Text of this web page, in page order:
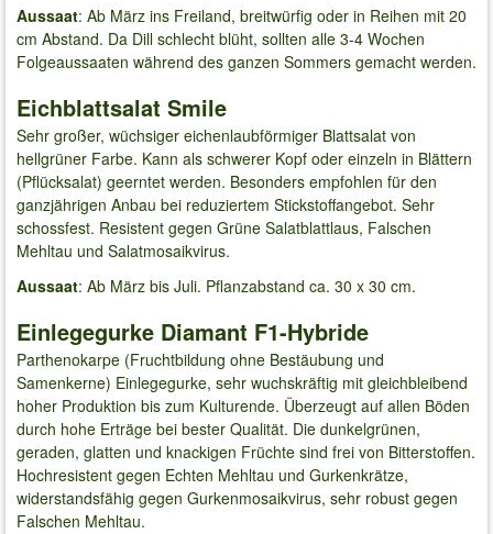
Aussaat: Ab März ins Freiland, breitwürfig oder in Reihen mit 20
cm Abstand. Da Dill schlecht blüht, sollten alle 3-4 Wochen
Folgeaussaaten während des ganzen Sommers gemacht werden.
Eichblattsalat Smile
Sehr großer, wüchsiger eichenlaubförmiger Blattsalat von
hellgrüner Farbe. Kann als schwerer Kopf oder einzeln in Blättern
(Pflücksalat) geerntet werden. Besonders empfohlen für den
ganzjährigen Anbau bei reduziertem Stickstoffangebot. Sehr
schossfest. Resistent gegen Grüne Salatblattlaus, Falschen
Mehltau und Salatmosaikvirus.
Aussaat: Ab März bis Juli. Pflanzabstand ca. 30 x 30 cm.
Einlegegurke Diamant F1-Hybride
Parthenokarpe (Fruchtbildung ohne Bestäubung und
Samenkerne) Einlegegurke, sehr wuchskräftig mit gleichbleibend
hoher Produktion bis zum Kulturende. Überzeugt auf allen Böden
durch hohe Erträge bei bester Qualität. Die dunkelgrünen,
geraden, glatten und knackigen Früchte sind frei von Bitterstoffen.
Hochresistent gegen Echten Mehltau und Gurkenkrätze,
widerstandsfähig gegen Gurkenmosaikvirus, sehr robust gegen
Falschen Mehltau.